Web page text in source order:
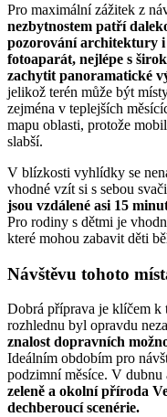
Pro maximální zážitek z
nezbytnostem patří
pozorování architektury
fotoaparát, nejlépe s
zachytit panoramatické
jelikož terén může být
zejména v teplejších
mapu oblasti, protože
slabší.
V blízkosti vyhlídky se
vhodné vzít si s sebou
jsou vzdálené asi 15
Pro rodiny s dětmi je
které mohou zabavit děti
Návštěvu tohoto
Dobrá příprava je klíčem
rozhlednu byl opravdu
znalost dopravních
Ideálním obdobím pro
podzimní měsíce. V
zeleně a okolní příroda
dechberoucí scenérie.